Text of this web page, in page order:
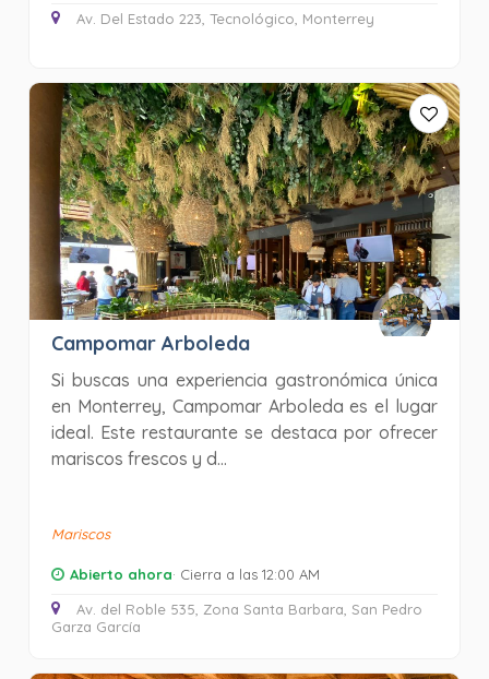
Av. Del Estado 223, Tecnológico, Monterrey
Campomar Arboleda
Si buscas una experiencia gastronómica única
en Monterrey, Campomar Arboleda es el lugar
ideal. Este restaurante se destaca por ofrecer
mariscos frescos y d...
Mariscos
Abierto ahora· Cierra a las 12:00 AM
Av. del Roble 535, Zona Santa Barbara, San Pedro
Garza García